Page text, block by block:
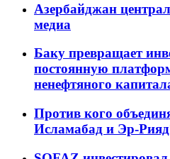
Азербайджан
медиа
Баку превращает
постоянную
ненефтяного
Против кого
Исламабад и Эр-